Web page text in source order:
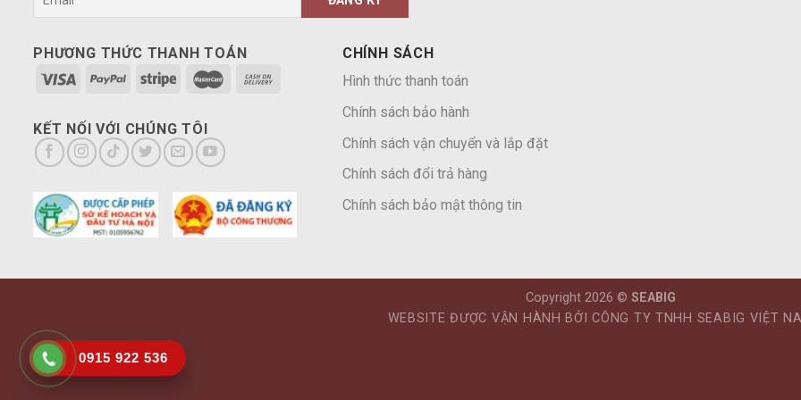
PHƯƠNG THỨC THANH TOÁN
KẾT NỐI VỚI CHÚNG TÔI
CHÍNH SÁCH
Hình thức thanh toán
Chính sách bảo hành
Chính sách vận chuyển và lắp đặt
Chính sách đổi trả hàng
Chính sách bảo mật thông tin
Copyright 2026 © SEABIG
WEBSITE ĐƯỢC VẬN HÀNH BỞI CÔNG TY TNHH SEABIG VIỆT
0915 922 536